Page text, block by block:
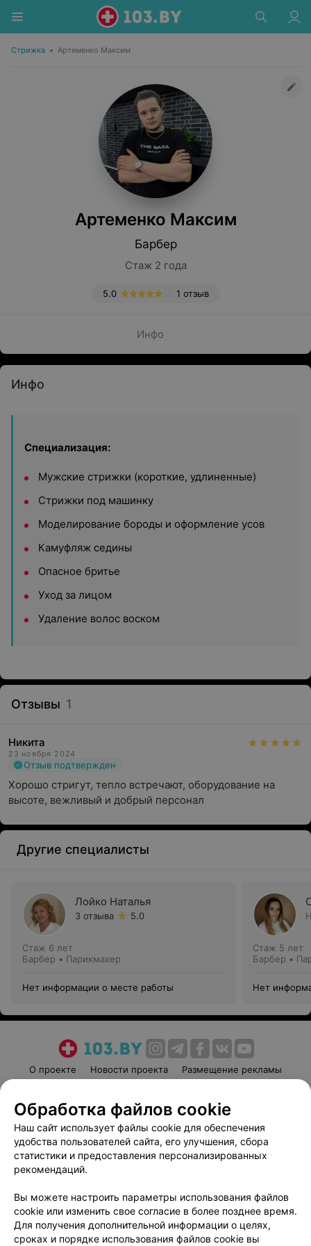
Стрижка • Артеменко Максим
Артеменко Максим
Барбер
Стаж 2 года
1 отзыв
5.0
Инфо
Инфо
Специализация:
Мужские стрижки (короткие, удлиненные)
Стрижки под машинку
Моделирование бороды и оформление усов
Камуфляж седины
Опасное бритье
Уход за лицом
Удаление волос воском
Отзывы 1
Никита
23 ноября 2024
Отзыв подтвержден
Хорошо стригут, тепло встречают, оборудование на
высоте, вежливый и добрый персонал
Другие специалисты
Лойко Наталья
3 отзыва 5.0
Стаж 6 лет
Барбер • Парикмахер
Нет информации о месте работы
Стаж 5 лет
Барбер •
Нет
О проекте Новости проекта
Размещение рекламы
Пользовательское соглашение
Способы оплаты
Вакансии
Партнеры
Написать руководителю 103.by
Обработка персональных данных
Обработка файлов cookie
Наш сайт использует файлы cookie для обеспечения
удобства пользователей сайта, его улучшения, сбора
статистики и предоставления персонализированных
рекомендаций.
Вы можете настроить параметры использования файлов
cookie или изменить свое согласие в более позднее время.
Для получения дополнительной информации о целях,
сроках и порядке использования файлов cookie вы